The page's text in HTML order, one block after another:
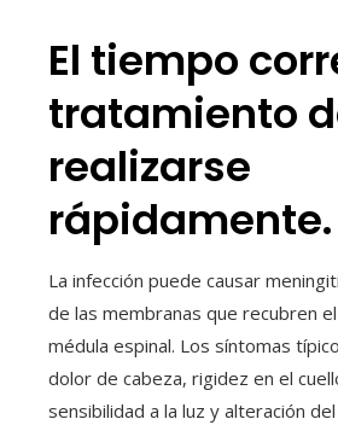
El tiempo
tratamiento
realizarse
rápidamente.
La infección puede causar
de las membranas que recubren
médula espinal. Los síntomas
dolor de cabeza, rigidez en el
sensibilidad a la luz y alteración